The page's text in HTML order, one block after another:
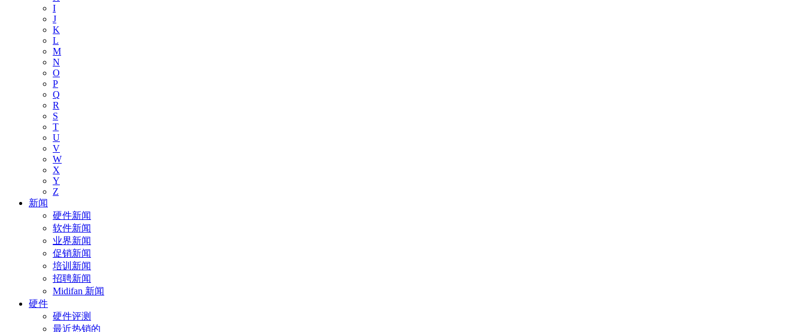
I
J
K
L
M
N
O
P
Q
R
S
T
U
V
W
X
Y
Z
新闻
硬件新闻
软件新闻
业界新闻
促销新闻
培训新闻
招聘新闻
Midifan 新闻
硬件
硬件评测
最近热销的